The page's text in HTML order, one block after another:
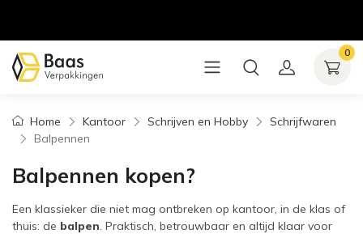
0
Home Kantoor Schrijven en Hobby
Schrijfwaren
Balpennen
Balpennen kopen?
Een klassieker die niet mag ontbreken op kantoor, in de klas of
thuis: de balpen. Praktisch, betrouwbaar en altijd klaar voor